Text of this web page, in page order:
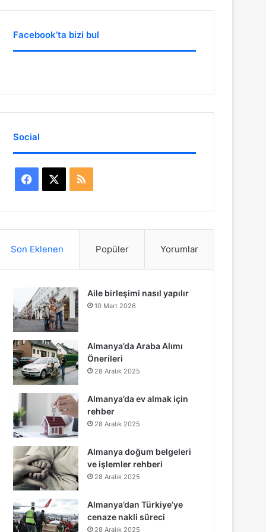
Facebook’ta bizi bul
Social
Facebook RSS
Son Eklenen Popüler Yorumlar
Aile birleşimi nasıl yapılır
10 Mart 2026
Almanya’da Araba Alımı
Önerileri
28 Aralık 2025
Almanya’da ev almak için
rehber
28 Aralık 2025
Almanya doğum belgeleri
ve işlemler rehberi
28 Aralık 2025
Almanya’dan Türkiye’ye
cenaze nakli süreci
28 Aralık 2025